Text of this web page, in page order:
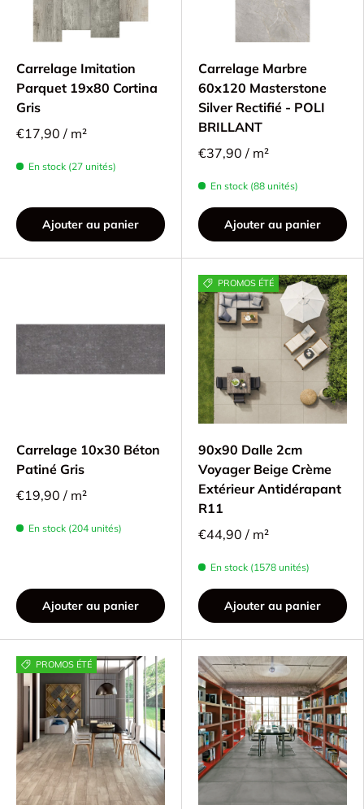
Carrelage Imitation
Parquet 19x80 Cortina
Gris
€17,90 / m²
En stock (27 unités)
Ajouter au panier
Carrelage Marbre
60x120 Masterstone
Silver Rectifié - POLI
BRILLANT
€37,90 / m²
En stock (88 unités)
Ajouter au panier
Carrelage 10x30 Béton
Patiné Gris
€19,90 / m²
En stock (204 unités)
Ajouter au panier
PROMOS ÉTÉ
90x90 Dalle 2cm
Voyager Beige Crème
Extérieur Antidérapant
R11
€44,90 / m²
En stock (1578 unités)
Ajouter au panier
PROMOS ÉTÉ